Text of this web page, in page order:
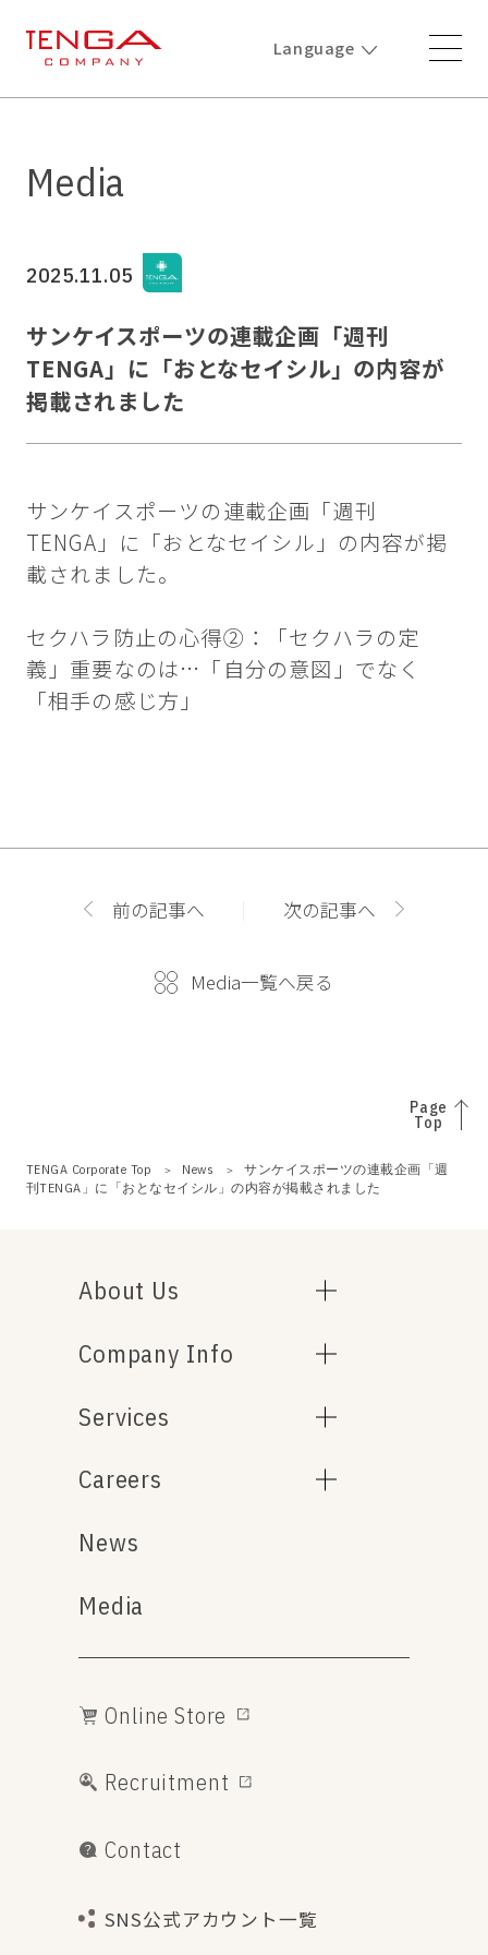
Language
Media
2025.11.05
サンケイスポーツの連載企画「週刊
TENGA」に「おとなセイシル」の内容が
掲載されました
サンケイスポーツの連載企画「週刊
TENGA」に「おとなセイシル」の内容が掲
載されました。
セクハラ防止の心得②：「セクハラの定
義」重要なのは…「自分の意図」でなく
「相手の感じ方」
前の記事へ
Media一覧へ戻る
次の記事へ
Page
Top
TENGA Corporate Top News
サンケイスポーツの連載企画「週
刊TENGA」に「おとなセイシル」の内容が掲載されました
Online Store
Recruitment
Contact
SNS公式アカウント一覧
About Us
Company Info
Services
Careers
News
Media